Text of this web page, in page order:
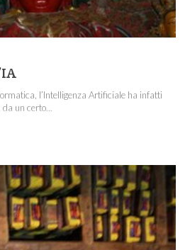
l’Intelligenza Artificiale ha infatti
un certo...